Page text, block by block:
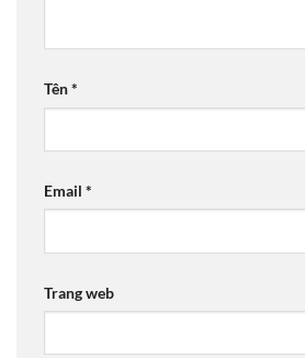
Tên*
Email *
Trang web